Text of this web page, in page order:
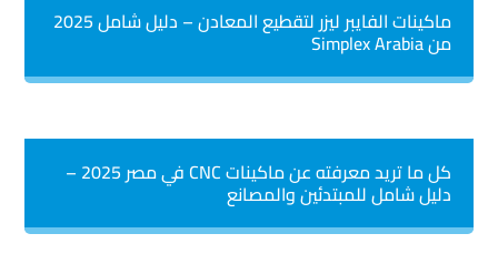
ماكينات الفايبر ليزر لتقطيع المعادن – دليل شامل 2025
من Simplex Arabia
كل ما تريد معرفته عن ماكينات CNC في مصر 2025 –
دليل شامل للمبتدئين والمصانع